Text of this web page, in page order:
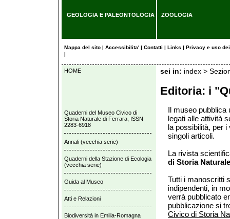
GEOLOGIA E PALEONTOLOGIA ZOOLOGIA
Mappa del sito | Accessibilita' | Contatti | Links | Privacy e uso
|
HOME
Quaderni del Museo Civico di
Storia Naturale di Ferrara, ISSN
2283-6918
Annali (vecchia serie)
Quaderni della Stazione di Ecologia
(vecchia serie)
Guida al Museo
Atti e Relazioni
Biodiversità in Emilia-Romagna
sei in: index >
Editoria: i
Il museo pubblica
legati alle attività
la possibilità, per
singoli articoli.
La rivista
di Storia
Tutti i manoscritti
indipendenti, in
verrà pubblicato
pubblicazione si
Civico di Storia